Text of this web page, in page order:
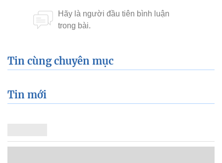
Tin cùng chuyên mục
Tin mới